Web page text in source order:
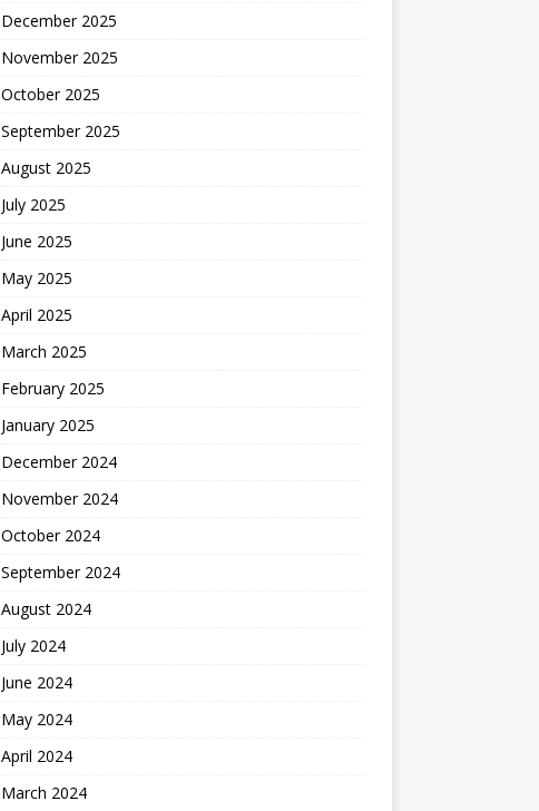
December 2025
November 2025
October 2025
September 2025
August 2025
July 2025
June 2025
May 2025
April 2025
March 2025
February 2025
January 2025
December 2024
November 2024
October 2024
September 2024
August 2024
July 2024
June 2024
May 2024
April 2024
March 2024